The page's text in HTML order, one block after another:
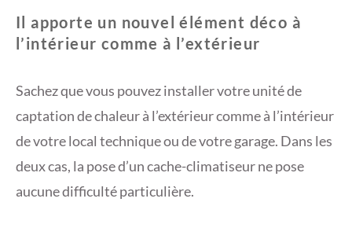
Il apporte un nouvel élément déco à
l’intérieur comme à l’extérieur
Sachez que vous pouvez installer votre unité de
captation de chaleur à l’extérieur comme à l’intérieur
de votre local technique ou de votre garage. Dans les
deux cas, la pose d’un cache-climatiseur ne pose
aucune difficulté particulière.